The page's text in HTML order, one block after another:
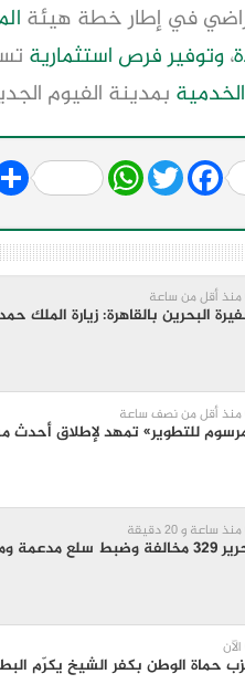
في إطار خطة هيئة
،وتوفيرفرص استثمارية
بمدينة الفيوم
Share WhatsApp
Twitter
منذ أقل من ساعة
البحرين بالقاهرة: زيارة الملك
منذ أقل من نصف ساعة
للتطوير» تمهد لإطلاق أحدث
منذ ساعة و 20 دقيقة
ومجهولة المصدر ومنتهية الصلاحية بالمنيا
الآن
حماة الوطن بكفر الشيخ يكرّم